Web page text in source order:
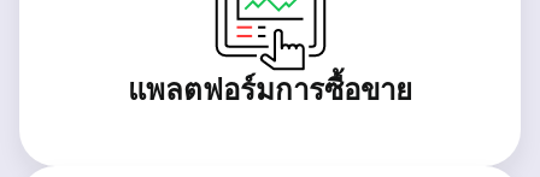
แพลตฟอร์มการซื้อขาย